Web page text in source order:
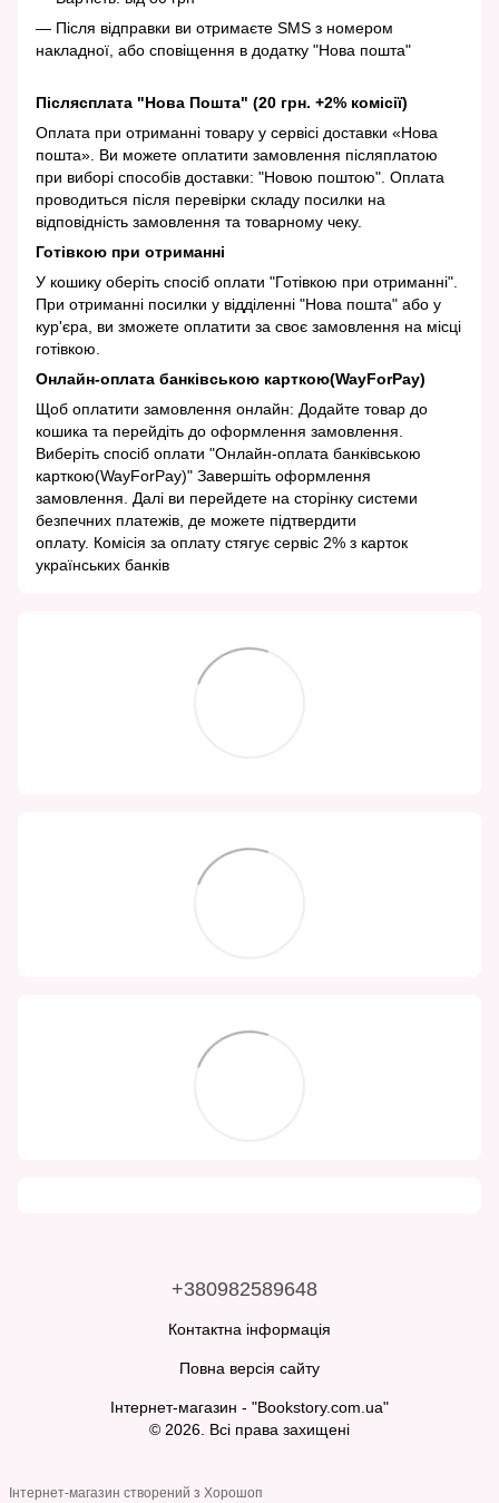
— Після відправки ви отримаєте SMS з номером
накладної, або сповіщення в додатку "Нова пошта"
Післясплата "Нова Пошта" (20 грн. +2% комісії)
Оплата при отриманні товару у сервісі доставки «Нова
пошта». Ви можете оплатити замовлення післяплатою
при виборі способів доставки: "Новою поштою". Оплата
проводиться після перевірки складу посилки на
відповідність замовлення та товарному чеку.
Готівкою при отриманні
У кошику оберіть спосіб оплати "Готівкою при отриманні".
При отриманні посилки у відділенні "Нова пошта" або у
кур'єра, ви зможете оплатити за своє замовлення на місці
готівкою.
Онлайн-оплата банківською карткою(WayForPay)
Щоб оплатити замовлення онлайн: Додайте товар до
кошика та перейдіть до оформлення замовлення.
Виберіть спосіб оплати "Онлайн-оплата банківською
карткою(WayForPay)" Завершіть оформлення
замовлення. Далі ви перейдете на сторінку системи
безпечних платежів, де можете підтвердити
оплату. Комісія за оплату стягує сервіс 2% з карток
українських банків
+380982589648
Контактна інформація
Повна версія сайту
Інтернет-магазин - "Bookstory.com.ua"
© 2026. Всі права захищені
Інтернет-магазин створений з Хорошоп